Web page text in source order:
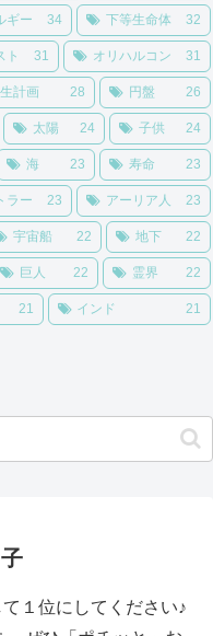
ギー 34 下等生命体 32
ト 31 オリハルコン 31
計画 28 円盤 26
太陽 24 子供 24
海 23 寿命 23
ラー 23 アーリア人 23
宇宙船 22 地下 22
巨人 22 霊界 22
21 インド 21
１位にしてください♪